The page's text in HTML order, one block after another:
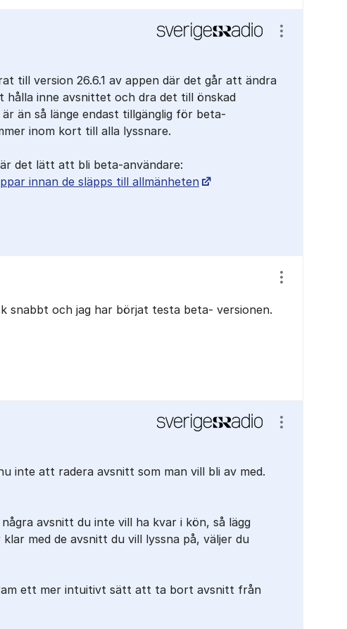
till version 26.6.1 av appen där det går att ändra
hålla inne avsnittet och dra det till önskad
är än så länge endast tillgänglig för beta-
inom kort till alla lyssnare.
det lätt att bli beta-användare:
innan de släpps till allmänheten
Visa/dölj
snabbt och jag har börjat testa beta- versionen.
Visa/dölj
inte att radera avsnitt som man vill bli av med.
avsnitt du inte vill ha kvar i kön, så lägg
klar med de avsnitt du vill lyssna på, väljer du
ett mer intuitivt sätt att ta bort avsnitt från
Visa/dölj